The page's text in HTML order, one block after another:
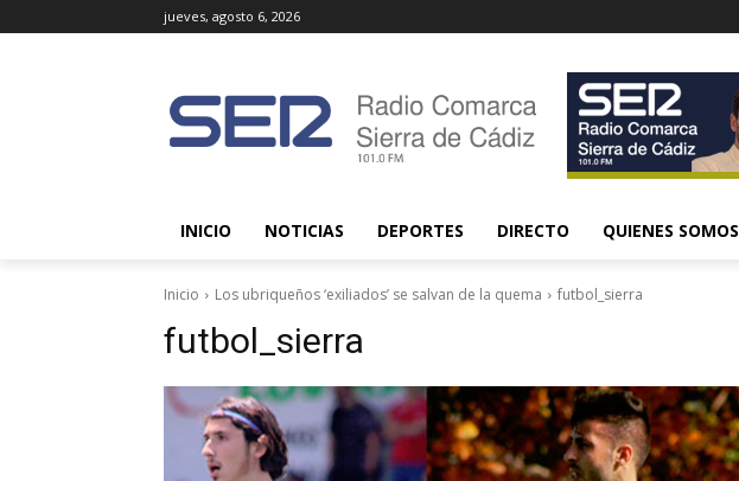
jueves, agosto 6, 2026
INICIO NOTICIAS DEPORTES DIRECTO QUIENES SOMOS
Inicio Los ubriqueños ‘exiliados’ se salvan de la quema futbol_sierra
futbol_sierra